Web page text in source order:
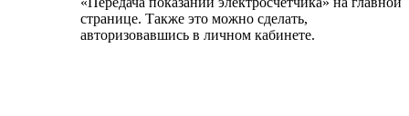
странице. Также это можно сделать,
авторизовавшись в личном кабинете.